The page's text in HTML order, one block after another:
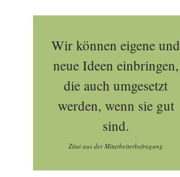
Wir können eigene und
neue Ideen einbringen,
die auch umgesetzt
werden, wenn sie gut
sind.
Zitat aus der Mitarbeiterbefragung